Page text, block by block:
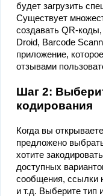
будет загрузить
Существует
создавать QR-
Droid, Barcode
приложение,
отзывами
Шаг 2:
кодирования
Когда вы
предложено
хотите
доступных
сообщения, ссылки
и т.д. Выберите тип